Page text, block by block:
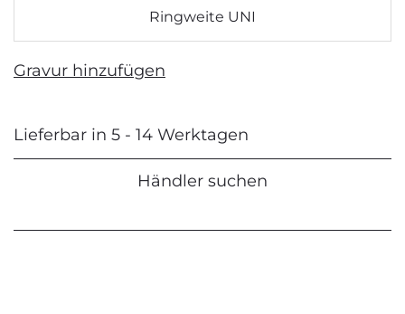
Ringweite UNI
Gravur hinzufügen
Lieferbar in 5 - 14 Werktagen
Händler suchen